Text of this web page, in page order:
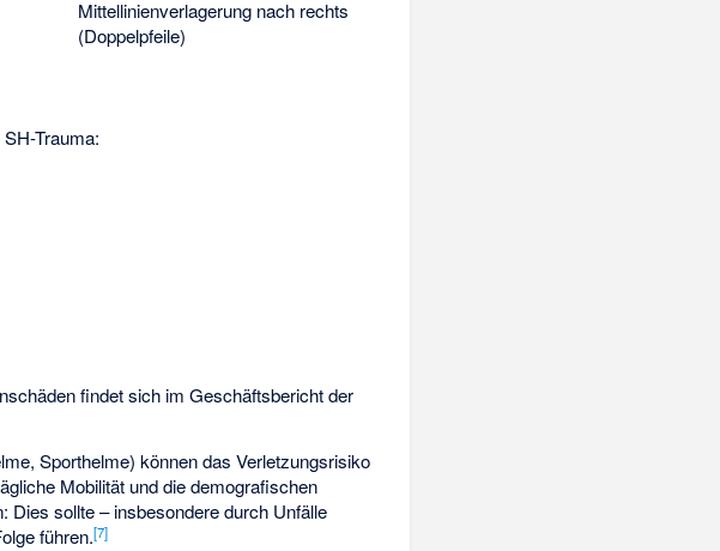
Mittellinienverlagerung nach rechts
(Doppelpfeile)
Trauma:
findet sich im Geschäftsbericht der
Sporthelme) können das Verletzungsrisiko
Mobilität und die demografischen
Dies sollte – insbesondere durch Unfälle
führen.[7]